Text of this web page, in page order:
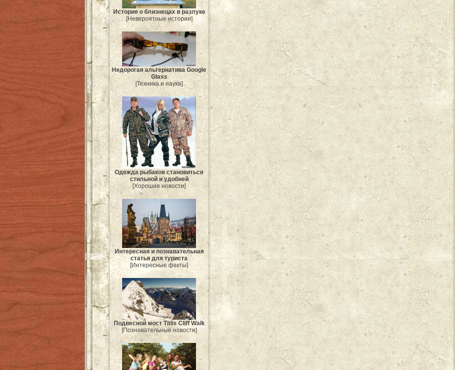
История о близнецах в разлуке
[Невероятные истории]
Недорогая альтернатива Google
Glass
[Техника и наука]
Одежда рыбаков становиться
стильной и удобней
[Хорошие новости]
Интересная и познавательная
статья для туриста
[Интересные факты]
Подвесной мост Titlis Cliff Walk
[Познавательные новости]